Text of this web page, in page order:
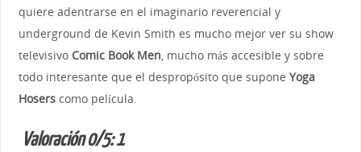
quiere adentrarse en el imaginario reverencial y
underground de Kevin Smith es mucho mejor ver su show
televisivo Comic Book Men, mucho más accesible y sobre
todo interesante que el despropósito que supone Yoga
Hoserscomo película.
Valoración 0/5: 1